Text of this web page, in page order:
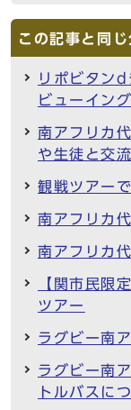
この記事と同
リポビタン
ビューイン
南アフリカ
や生徒と交
観戦ツアー
南アフリカ
南アフリカ
【関市民限
ツアー
ラグビー南
ラグビー南
トルバスに